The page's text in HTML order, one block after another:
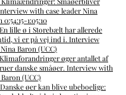
with case leader Nina
1:05:10
lille ø i Storebælt har allerede
vi er på vej ind i. Interview
Baron (UCC)
øger antallet af
danske småøer. Interview with
(UCC)
øer kan blive ubeboelige: